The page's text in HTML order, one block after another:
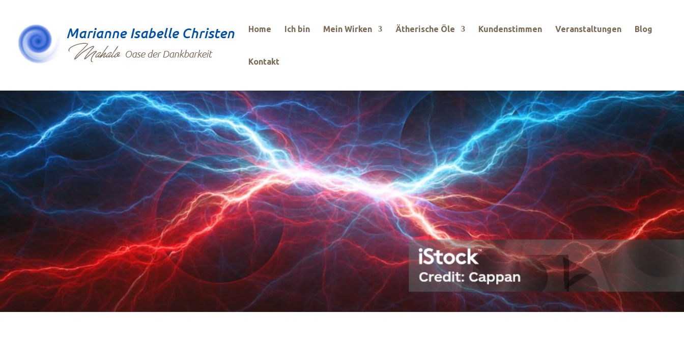
Home Ich bin Mein Wirken Ätherische Öle Kundenstimmen Veranstaltungen Blog
Kontakt